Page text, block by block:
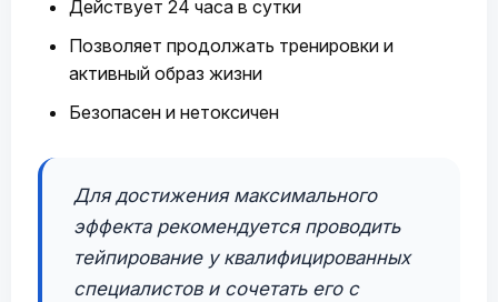
Действует 24 часа в сутки
Позволяет продолжать тренировки и
активный образ жизни
Безопасен и нетоксичен
Для достижения максимального
эффекта рекомендуется проводить
тейпирование у квалифицированных
специалистов и сочетать его с